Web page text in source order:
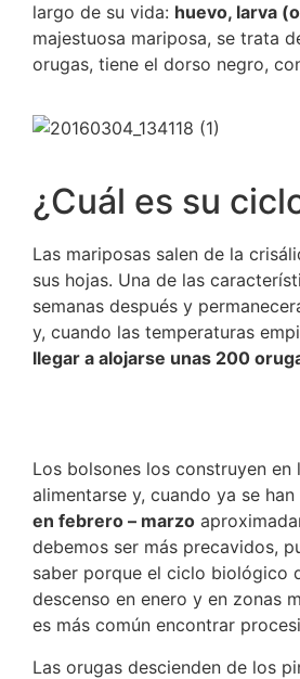
largo de su vida: huevo, larva
majestuosa mariposa, se trata
orugas, tiene el dorso negro,
¿Cuál es su
Las mariposas salen de la
sus hojas. Una de las
semanas después y
y, cuando las temperaturas
llegar a alojarse unas 200
Los bolsones los construyen
alimentarse y, cuando ya se
en febrero – marzo
debemos ser más precavidos,
saber porque el ciclo biológico
descenso en enero y en zonas
es más común encontrar
Las orugas descienden de los